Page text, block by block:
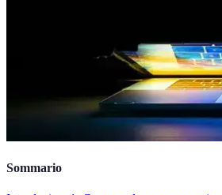
Sommario